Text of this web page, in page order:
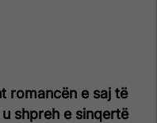
romancën e saj të
shpreh e sinqertë